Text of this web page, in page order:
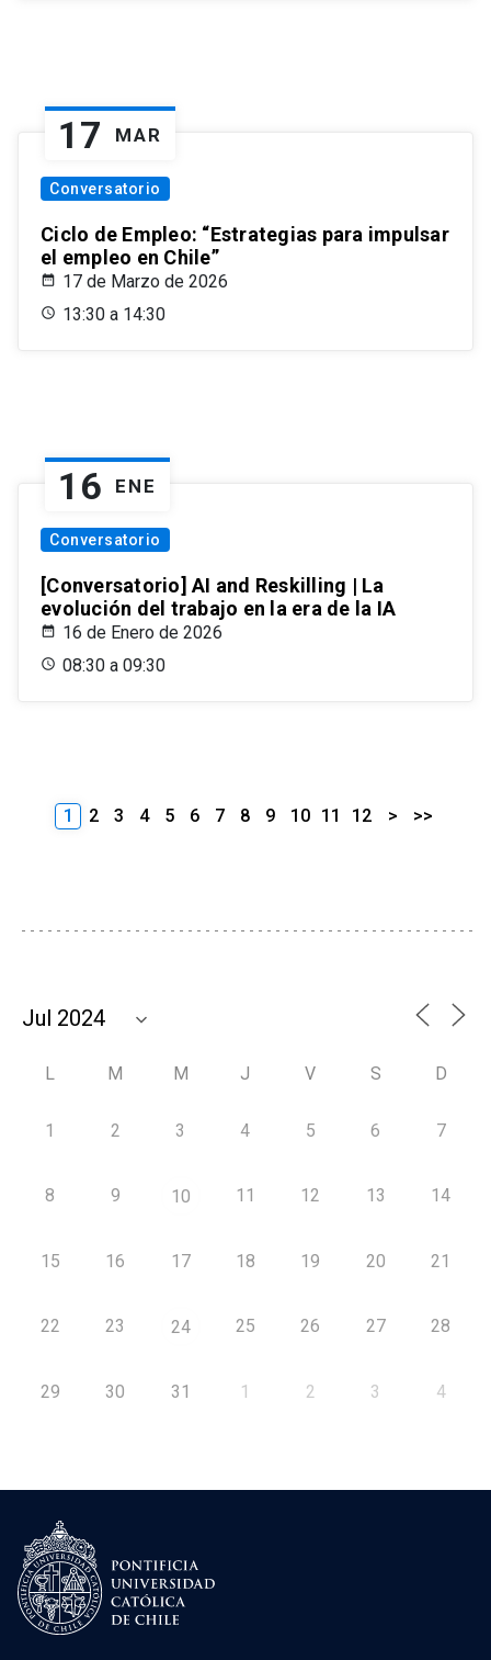
17 MAR
Conversatorio
Ciclo de Empleo: “Estrategias para impulsar
el empleo en Chile”
17 de Marzo de 2026
13:30 a 14:30
16 ENE
Conversatorio
[Conversatorio] AI and Reskilling | La
evolución del trabajo en la era de la IA
16 de Enero de 2026
08:30 a 09:30
1 2 3 4 5 6 7 8 9 10 11 12 > >>
L M M J V S D
1 2 3 4 5 6 7
8 9 10 11 12 13 14
15 16 17 18 19 20 21
22 23 24 25 26 27 28
29 30 31 1 2 3 4